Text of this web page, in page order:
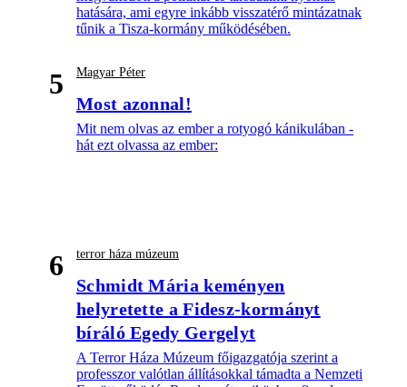
hatására, ami egyre inkább visszatérő mintázatnak
tűnik a Tisza-kormány működésében.
5 Magyar Péter
Most azonnal!
Mit nem olvas az ember a rotyogó kánikulában -
hát ezt olvassa az ember:
6 terror háza múzeum
Schmidt Mária keményen
helyretette a Fidesz-kormányt
bíráló Egedy Gergelyt
A Terror Háza Múzeum főigazgatója szerint a
professzor valótlan állításokkal támadta a Nemzeti